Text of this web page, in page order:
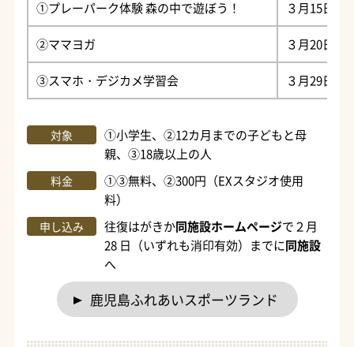
①プレーパーク体験 森の中で遊ぼう！ ３月15日
②ママヨガ ３月20日（
③スマホ・デジカメ学習会 ３月29日（
対象
①小学生、②12カ月までの子どもと母
親、③18歳以上の人
料金
①③無料、②300円（EXスタジオ使用
料）
申し込み 往復はがきか同施設ホームページで２月
28 日（いずれも消印有効）までに同施設
へ
鹿児島ふれあいスポーツランド